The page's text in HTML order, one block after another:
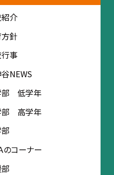
介
針
事
NEWS
部 低学年
部 高学年
のコーナー